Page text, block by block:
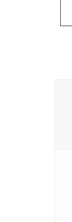
замтай